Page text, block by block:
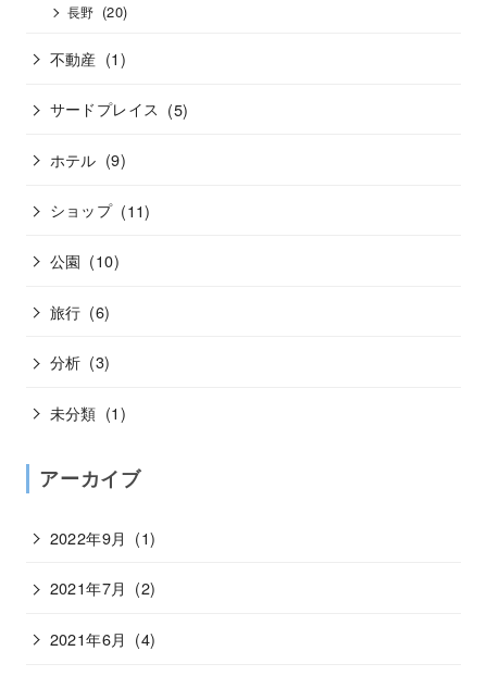
長野 (20)
不動産 (1)
サードプレイス (5)
ホテル (9)
ショップ (11)
公園 (10)
旅行 (6)
分析 (3)
未分類 (1)
アーカイブ
2022年9月 (1)
2021年7月 (2)
2021年6月 (4)